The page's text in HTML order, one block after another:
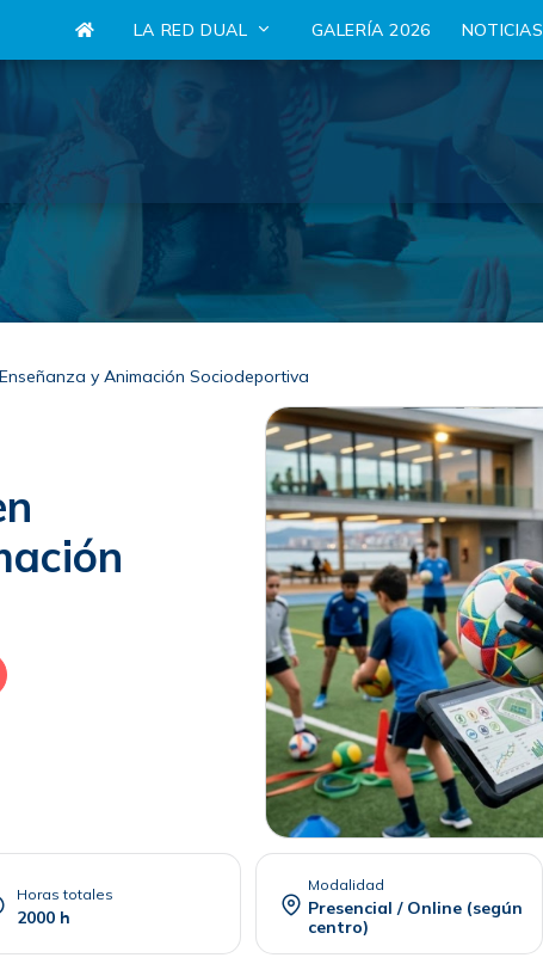
LA RED DUAL GALERÍA 2026 NOTICIAS
y Animación Sociodeportiva
Horas totales
2000 h
Modalidad
Presencial / Online (según
centro)